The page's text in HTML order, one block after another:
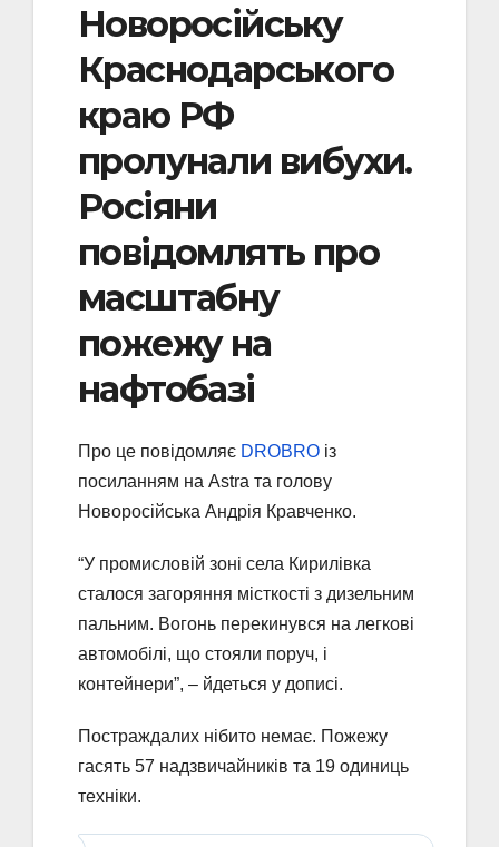
Новоросійську
Краснодарського
краю РФ
пролунали вибухи.
Росіяни
повідомлять про
масштабну
пожежу на
нафтобазі
Про це повідомляє DROBRO із
посиланням на Astra та голову
Новоросійська Андрія Кравченко.
“У промисловій зоні села Кирилівка
сталося загоряння місткості з дизельним
пальним. Вогонь перекинувся на легкові
автомобілі, що стояли поруч, і
контейнери”, – йдеться у дописі.
Постраждалих нібито немає. Пожежу
гасять 57 надзвичайників та 19 одиниць
техніки.